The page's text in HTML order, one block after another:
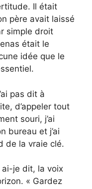
Il était
père avait laissé
simple droit
était le
idée que le
pas dit à
d’appeler tout
souri, j’ai
bureau et j’ai
de la vraie clé.
ai-je dit, la voix
« Gardez